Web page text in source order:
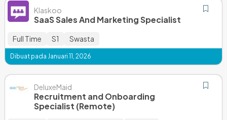
Klaskoo
SaaS Sales And Marketing Specialist
Full Time S1 Swasta
Dibuat pada Januari 11, 2026
DeluxeMaid
Recruitment and Onboarding
Specialist (Remote)